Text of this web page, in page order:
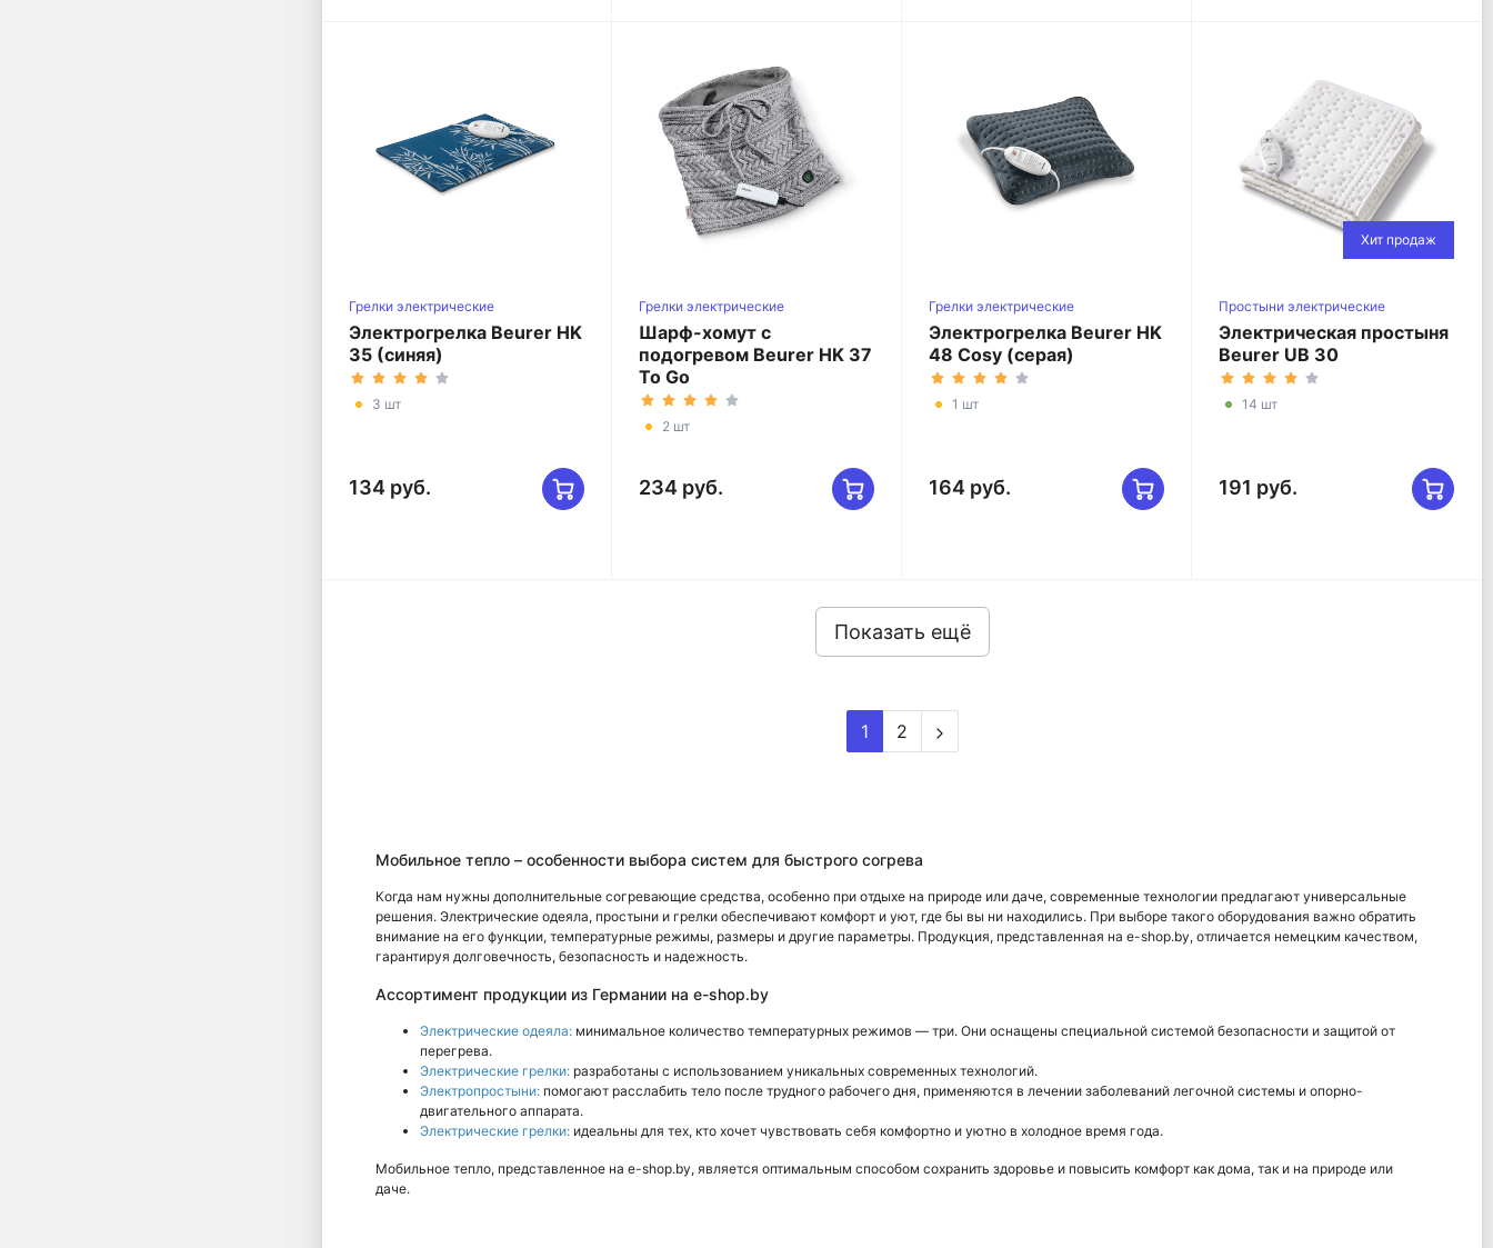
Грелки электрические
классические
Электрогрелка Beurer HK
35 (синяя)
3 шт
134 руб.
Грелки электрические
специальные
Шарф-хомут с
подогревом Beurer HK 37
To Go
2 шт
234 руб.
Грелки электрические
классические
Электрогрелка Beurer HK
48 Cosy (серая)
1 шт
164 руб.
Хит продаж
Простыни электрические
Электрическая простыня
Beurer UB 30
14 шт
191 руб.
Показать ещё
1 2
Мобильное тепло – особенности выбора систем для быстрого согрева
Когда нам нужны дополнительные согревающие средства, особенно при отдыхе на природе или даче, современные технологии предлагают универсальные
решения. Электрические одеяла, простыни и грелки обеспечивают комфорт и уют, где бы вы ни находились. При выборе такого оборудования важно обратить
внимание на его функции, температурные режимы, размеры и другие параметры. Продукция, представленная на e-shop.by, отличается немецким качеством,
гарантируя долговечность, безопасность и надежность.
Ассортимент продукции из Германии на e-shop.by
Электрические одеяла: минимальное количество температурных режимов — три. Они оснащены специальной системой безопасности и защитой от
перегрева.
Электрические грелки: разработаны с использованием уникальных современных технологий.
Электропростыни: помогают расслабить тело после трудного рабочего дня, применяются в лечении заболеваний легочной системы и опорно-
двигательного аппарата.
Электрические грелки: идеальны для тех, кто хочет чувствовать себя комфортно и уютно в холодное время года.
Мобильное тепло, представленное на e-shop.by, является оптимальным способом сохранить здоровье и повысить комфорт как дома, так и на природе или
даче.